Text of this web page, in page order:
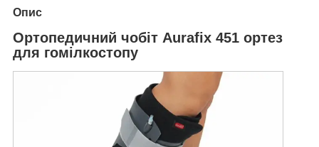
Опис
Ортопедичний чобіт Aurafix 451 ортез
для гомілкостопу